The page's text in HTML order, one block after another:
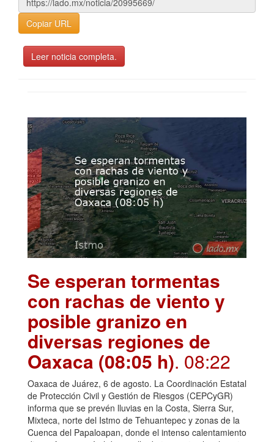
Copiar URL
Leer noticia completa.
Se esperan tormentas
con rachas de viento y
posible granizo en
diversas regiones de
Oaxaca (08:05 h). 08:22
Oaxaca de Juárez, 6 de agosto. La Coordinación Estatal
de Protección Civil y Gestión de Riesgos (CEPCyGR)
informa que se prevén lluvias en la Costa, Sierra Sur,
Mixteca, norte del Istmo de Tehuantepec y zonas de la
Cuenca del Papaloapan, donde el intenso calentamiento